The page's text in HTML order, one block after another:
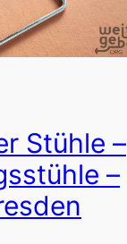
Stühle –
–